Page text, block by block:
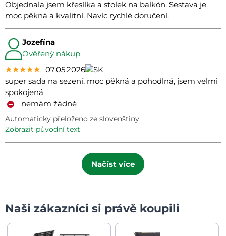
Objednala jsem křesílka a stolek na balkón. Sestava je
moc pěkná a kvalitní. Navíc rychlé doručení.
Jozefína
Ověřený nákup
★★★★★
★★★★★
★★★★★ 07.05.2026
super sada na sezení, moc pěkná a pohodlná, jsem velmi
spokojená
nemám žádné
Automaticky přeloženo ze slovenštiny
zobrazit původní text
Načíst více
Naši zákazníci si právě koupili